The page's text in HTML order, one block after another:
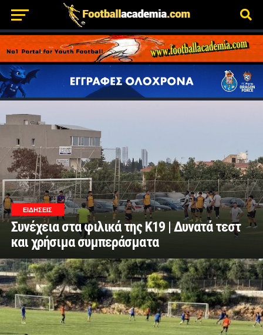
ΕΙΔΗΣΕΙΣ
Συνέχεια στα φιλικά της Κ19 | Δυνατά τεστ
και χρήσιμα συμπεράσματα